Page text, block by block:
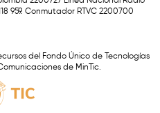
959. Conmutador RTVC 2200700
del Fondo Único de Tecnologías
de MinTic.